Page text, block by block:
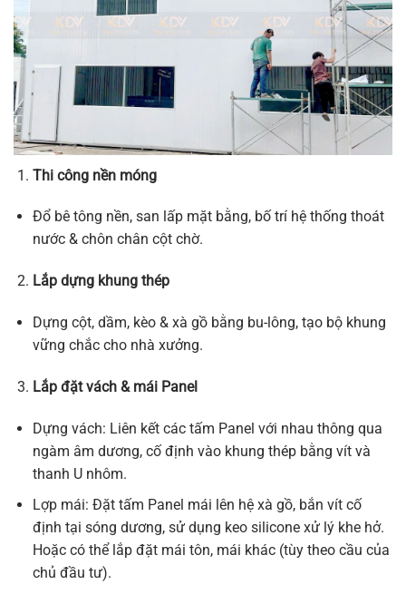
Thi công nền móng
Đổ bê tông nền, san lấp mặt bằng, bố trí hệ thống thoát
nước & chôn chân cột chờ.
Lắp dựng khung thép
Dựng cột, dầm, kèo & xà gồ bằng bu-lông, tạo bộ khung
vững chắc cho nhà xưởng.
Lắp đặt vách & mái Panel
Dựng vách: Liên kết các tấm Panel với nhau thông qua
ngàm âm dương, cố định vào khung thép bằng vít và
thanh U nhôm.
Lợp mái: Đặt tấm Panel mái lên hệ xà gồ, bắn vít cố
định tại sóng dương, sử dụng keo silicone xử lý khe hở.
Hoặc có thể lắp đặt mái tôn, mái khác (tùy theo cầu của
chủ đầu tư).